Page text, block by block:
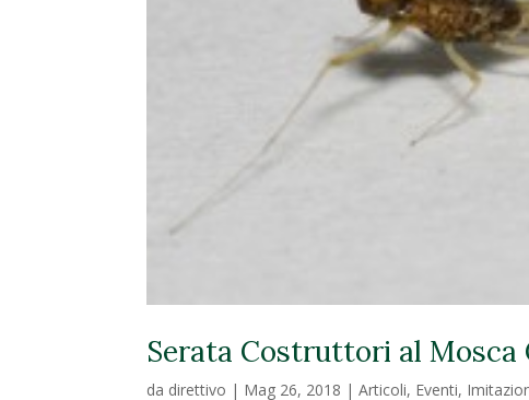
Serata Costruttori al Mosca
da direttivo | Mag 26, 2018 |Articoli, Eventi,